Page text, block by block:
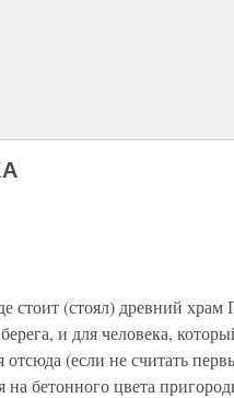
(стоял) древний храм
и для человека,
(если не считать
на бетонного цвета